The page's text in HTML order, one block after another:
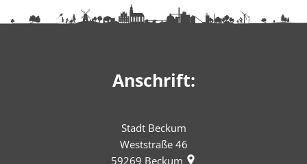
Anschrift:
Stadt Beckum
Weststraße 46
59269 Beckum